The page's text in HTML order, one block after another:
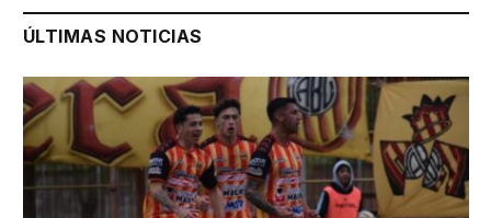
ÚLTIMAS NOTICIAS